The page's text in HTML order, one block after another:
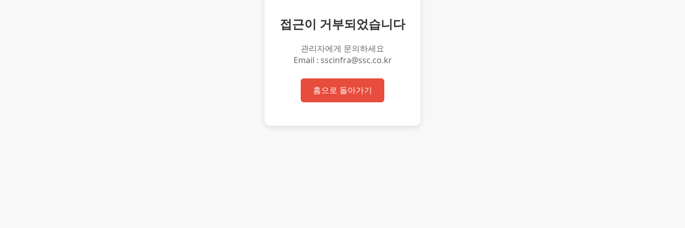
접근이 거부되었습니다
관리자에게 문의하세요
Email : sscinfra@ssc.co.kr
홈으로 돌아가기